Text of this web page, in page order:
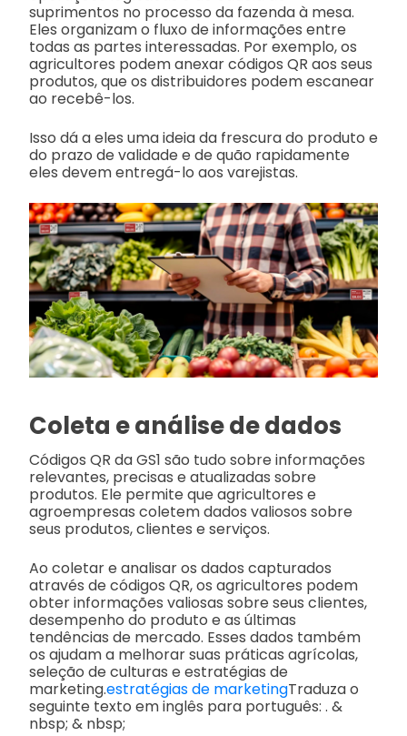
suprimentos no processo da fazenda à mesa.
Eles organizam o fluxo de informações entre
todas as partes interessadas. Por exemplo, os
agricultores podem anexar códigos QR aos seus
produtos, que os distribuidores podem escanear
ao recebê-los.
Isso dá a eles uma ideia da frescura do produto e
do prazo de validade e de quão rapidamente
eles devem entregá-lo aos varejistas.
Coleta e análise de dados
Códigos QR da GS1 são tudo sobre informações
relevantes, precisas e atualizadas sobre
produtos. Ele permite que agricultores e
agroempresas coletem dados valiosos sobre
seus produtos, clientes e serviços.
Ao coletar e analisar os dados capturados
através de códigos QR, os agricultores podem
obter informações valiosas sobre seus clientes,
desempenho do produto e as últimas
tendências de mercado. Esses dados também
os ajudam a melhorar suas práticas agrícolas,
seleção de culturas e estratégias de
marketing.estratégias de marketingTraduza o
seguinte texto em inglês para português: . &
nbsp; & nbsp;